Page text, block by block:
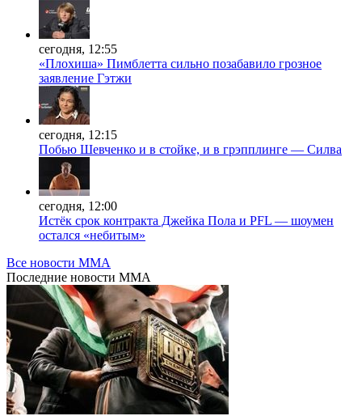
сегодня, 12:55
«Плохиша» Пимблетта сильно позабавило грозное
заявление Гэтжи
сегодня, 12:15
Побью Шевченко и в стойке, и в грэпплинге — Силва
сегодня, 12:00
Истёк срок контракта Джейка Пола и PFL — шоумен
остался «небитым»
Все новости MMA
Последние новости MMA